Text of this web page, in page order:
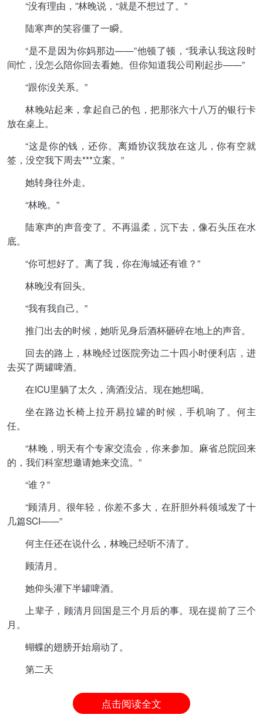
“没有理由，”林晚说，“就是不想过了。”
陆寒声的笑容僵了一瞬。
“是不是因为你妈那边——”他顿了顿，“我承认我这段时
间忙，没怎么陪你回去看她。但你知道我公司刚起步——”
“跟你没关系。”
林晚站起来，拿起自己的包，把那张六十八万的银行卡
放在桌上。
“这是你的钱，还你。离婚协议我放在这儿，你有空就
签，没空我下周去***立案。”
她转身往外走。
“林晚。”
陆寒声的声音变了。不再温柔，沉下去，像石头压在水
底。
“你可想好了。离了我，你在海城还有谁？”
林晚没有回头。
“我有我自己。”
推门出去的时候，她听见身后酒杯砸碎在地上的声音。
回去的路上，林晚经过医院旁边二十四小时便利店，进
去买了两罐啤酒。
在ICU里躺了太久，滴酒没沾。现在她想喝。
坐在路边长椅上拉开易拉罐的时候，手机响了。何主
任。
“林晚，明天有个专家交流会，你来参加。麻省总院回来
的，我们科室想邀请她来交流。”
“谁？”
“顾清月。很年轻，你差不多大，在肝胆外科领域发了十
几篇SCI——”
何主任还在说什么，林晚已经听不清了。
顾清月。
她仰头灌下半罐啤酒。
上辈子，顾清月回国是三个月后的事。现在提前了三个
月。
蝴蝶的翅膀开始扇动了。
第二天
点击阅读全文